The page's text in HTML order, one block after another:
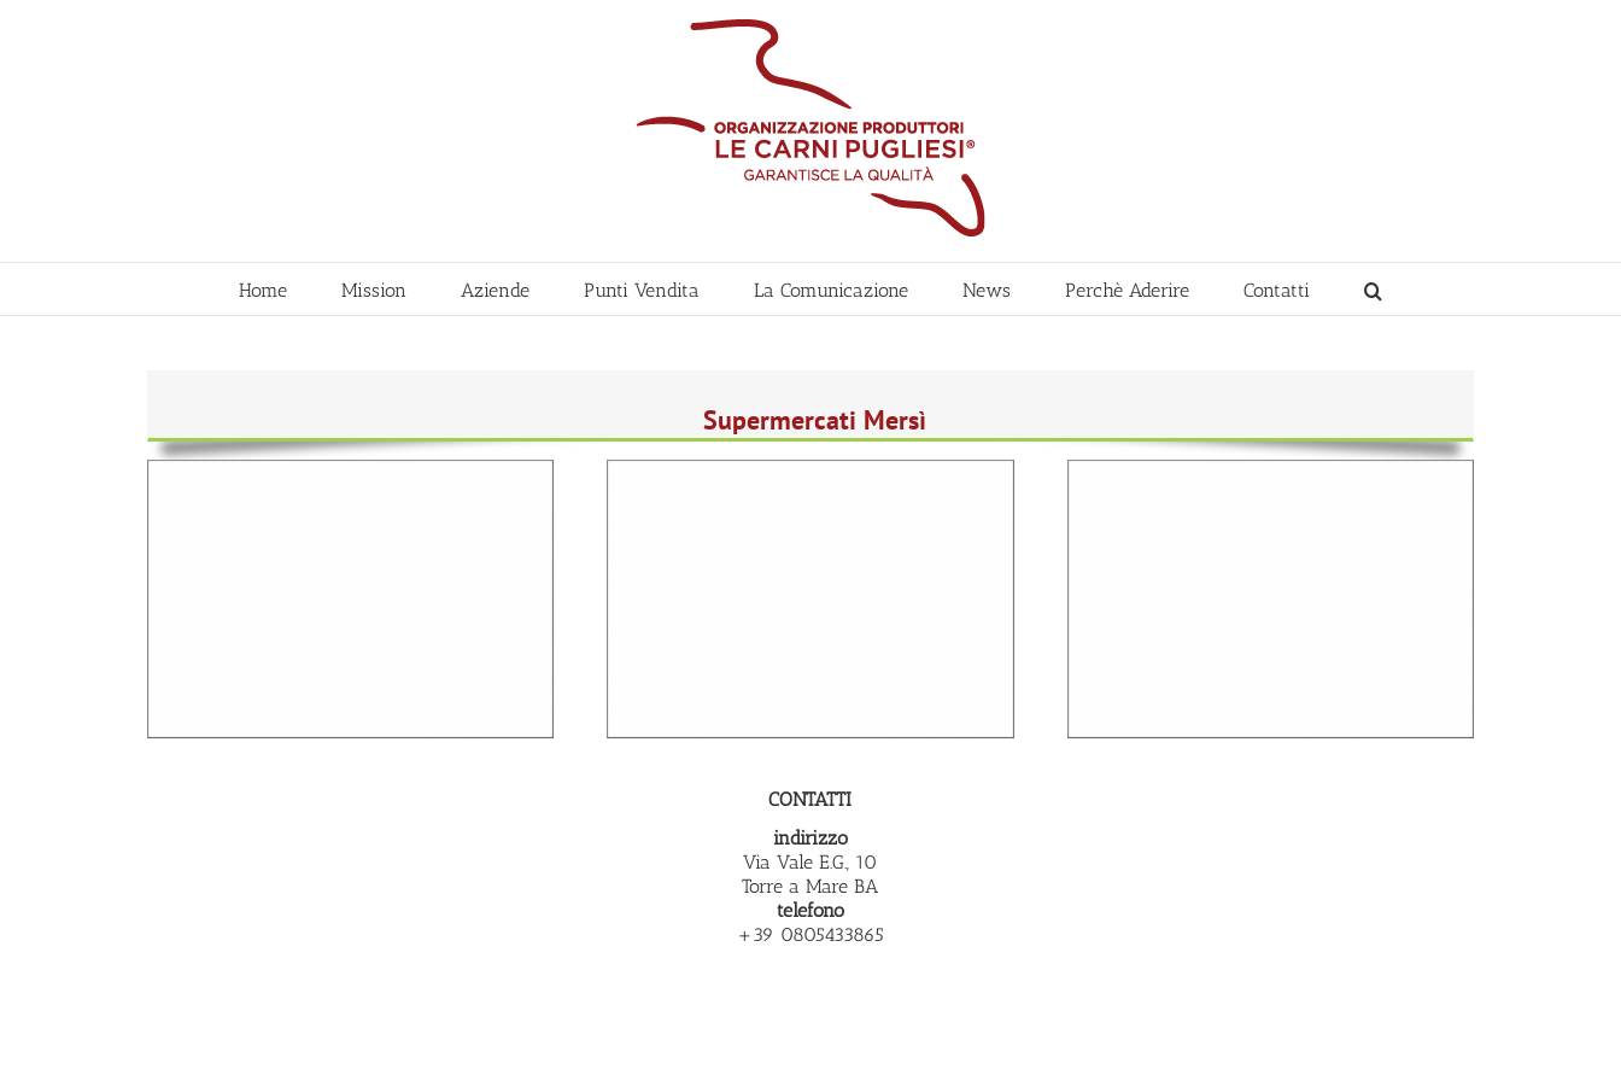
Home Mission Aziende Punti Vendita La Comunicazione News Perchè Aderire Contatti
Supermercati Mersì
CONTATTI
indirizzo
Via Vale E.G., 10
Torre a Mare BA
telefono
+39 0805433865